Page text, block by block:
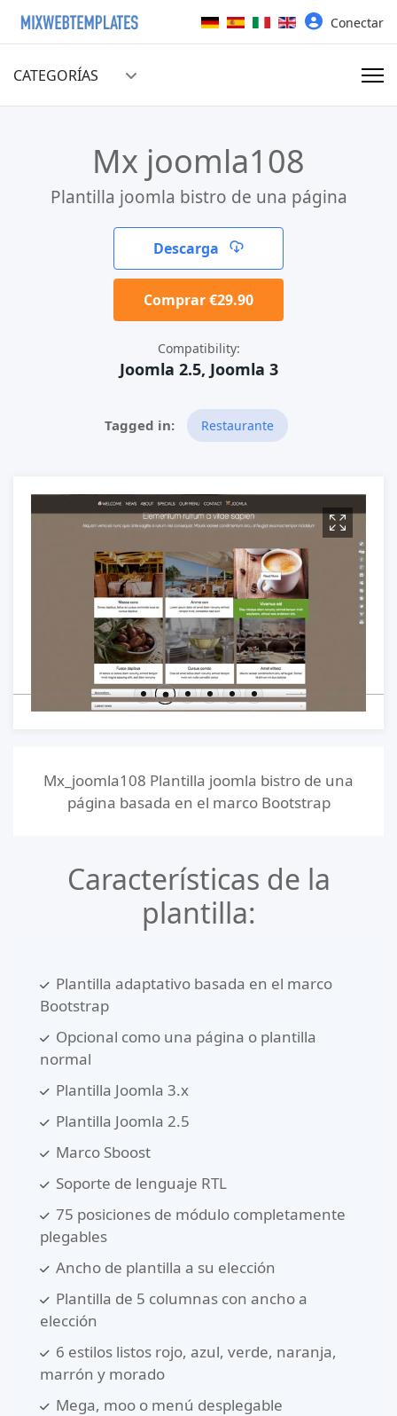
Seleccione su idioma Conectar
CATEGORÍAS
Mx joomla108
Plantilla joomla bistro de una página
Descarga
Comprar €29.90
Compatibility:
Joomla 2.5, Joomla 3
Restaurante
Mx_joomla108 Plantilla joomla bistro de una
página basada en el marco Bootstrap
Características de la
plantilla:
Plantilla adaptativo basada en el marco
Bootstrap
Opcional como una página o plantilla
normal
Plantilla Joomla 3.x
Plantilla Joomla 2.5
Marco Sboost
Soporte de lenguaje RTL
75 posiciones de módulo completamente
plegables
Ancho de plantilla a su elección
Plantilla de 5 columnas con ancho a
elección
6 estilos listos rojo, azul, verde, naranja,
marrón y morado
Mega, moo o menú desplegable